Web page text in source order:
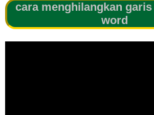
cara menghilangkan
word